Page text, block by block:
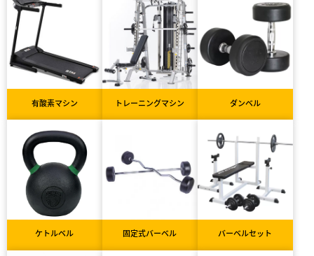
有酸素マシン トレーニングマシン ダンベル
ケトルベル 固定式バーベル バーベルセット